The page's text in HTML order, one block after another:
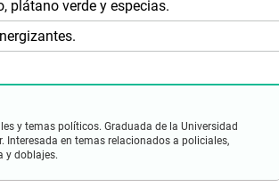
plátano verde y especias.
y temas políticos. Graduada de la Universidad
Interesada en temas relacionados a policiales,
y doblajes.